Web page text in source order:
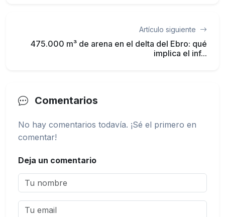
Artículo siguiente
475.000 m³ de arena en el delta del Ebro: qué
implica el inf...
Comentarios
No hay comentarios todavía. ¡Sé el primero en
comentar!
Deja un comentario